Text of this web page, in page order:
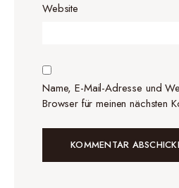
Website
Name, E-Mail-Adresse und
Browser für meinen nächsten